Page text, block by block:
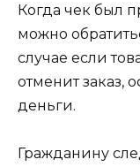
Когда чек был
можно
случае если
отменит заказ,
деньги.
Гражданину